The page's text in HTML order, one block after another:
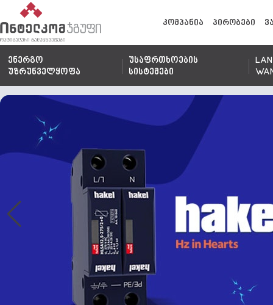
კომპანია პირობები
ენერგო
უზრუნველყოფა
უსაფრთხოების
სისტემები